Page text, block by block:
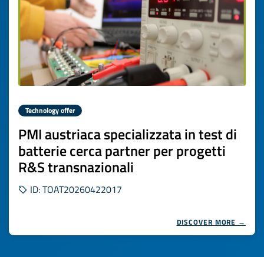
Technology offer
PMI austriaca specializzata in test di
batterie cerca partner per progetti
R&S transnazionali
ID: TOAT20260422017
DISCOVER MORE →